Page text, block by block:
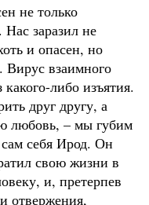
не только
заразил не
и опасен, но
Вирус взаимного
либо изъятия.
друг другу, а
любовь, – мы губим
себя Ирод. Он
свою жизни в
и, претерпев
отвержения,